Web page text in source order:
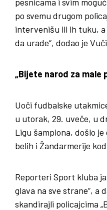
po svemu drugom
intervenišu ili ih tuku, a
da urade“, dodao je
„Bijete narod za male
Uoči fudbalske
u utorak, 29. uveče, u
Ligu šampiona, došlo
belih i Žandarmerije
Reporteri Sport kluba
glava na sve strane“, a
skandirajli policajcima